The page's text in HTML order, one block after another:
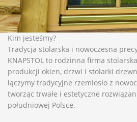
Kim jesteśmy?
Tradycja stolarska i nowoczesna
KNAPSTOL to rodzinna firma
produkcji okien, drzwi i stolarki
łączymy tradycyjne rzemiosło z
tworząc trwałe i estetyczne
południowej Polsce.